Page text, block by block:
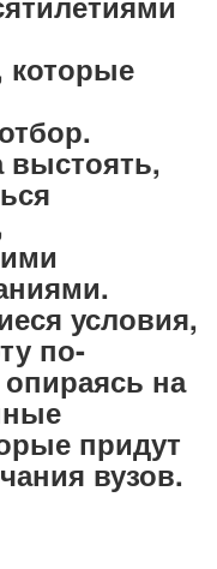
условия,
по-
на
придут
вузов.